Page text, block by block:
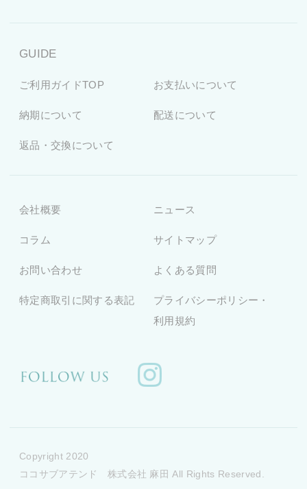
GUIDE
ご利用ガイドTOP お支払いについて
納期について 配送について
返品・交換について
会社概要 ニュース
コラム サイトマップ
お問い合わせ よくある質問
特定商取引に関する表記
プライバシーポリシー・
利用規約
Copyright 2020
ココサブアテンド 株式会社 麻田 All Rights Reserved.